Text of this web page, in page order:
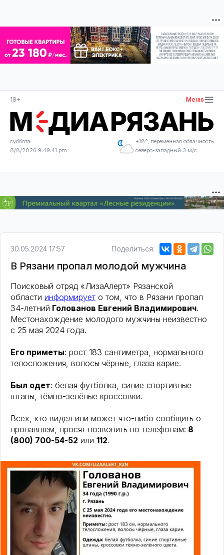
18+ Меню
суббота
8/8/2026 9:49:41 pm
+18°, переменная облачность
северо-западный 3 м/с
30.05.2024 17:57 Поделиться:
В Рязани пропал молодой мужчина
Поисковый отряд «ЛизаАлерт» Рязанской
области информирует о том, что в Рязани пропал
34-летний Голованов Евгений Владимирович.
Местонахождение молодого мужчины неизвестно
с 25 мая 2024 года.
Его приметы: рост 183 сантиметра, нормального
телосложения, волосы чёрные, глаза карие.
Был одет: белая футболка, синие спортивные
штаны, тёмно-зелёные кроссовки.
Всех, кто видел или может что-либо сообщить о
пропавшем, просят позвонить по телефонам: 8
(800) 700-54-52 или 112.